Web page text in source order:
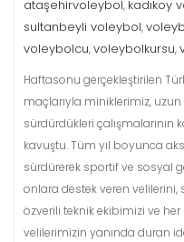
ataşehirvoleybol, kadıkoy
sultanbeyli voleybol,
voleybolcu,voleybolkursu,
Haftasonu gerçekleştirilen
maçlarıyla miniklerimiz,
sürdürdükleri çalışmalarının
kavuştu. Tüm yıl boyunca
sürdürerek sportif ve sosyal
onlara destek veren
özverili teknik ekibimizi ve her
velilerimizin yanında duran